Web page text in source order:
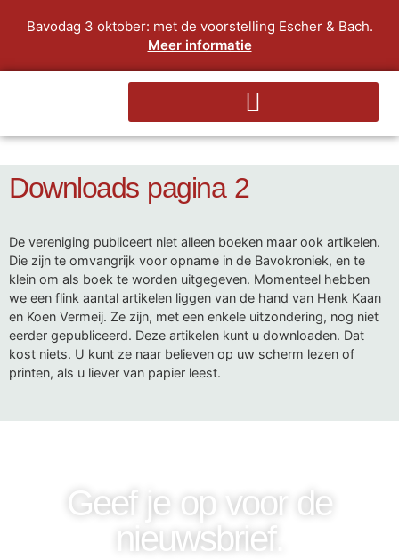
Bavodag 3 oktober: met de voorstelling Escher & Bach.
Meer informatie
Downloads pagina 2
De vereniging publiceert niet alleen boeken maar ook artikelen.
Die zijn te omvangrijk voor opname in de Bavokroniek, en te
klein om als boek te worden uitgegeven. Momenteel hebben
we een flink aantal artikelen liggen van de hand van Henk Kaan
en Koen Vermeij. Ze zijn, met een enkele uitzondering, nog niet
eerder gepubliceerd. Deze artikelen kunt u downloaden. Dat
kost niets. U kunt ze naar believen op uw scherm lezen of
printen, als u liever van papier leest.
Geef je op voor de
nieuwsbrief.